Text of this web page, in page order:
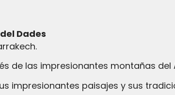
Dades
de las impresionantes montañas del
impresionantes paisajes y sus